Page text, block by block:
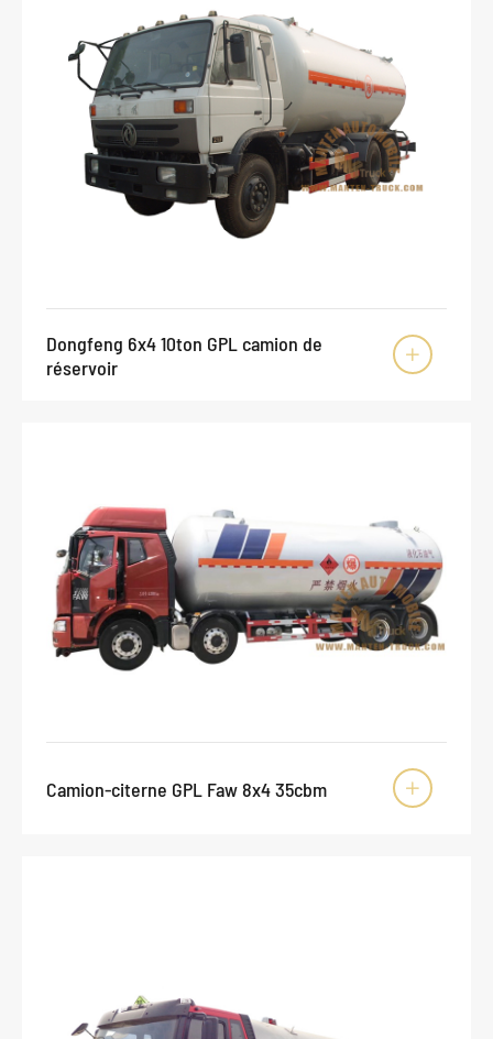
Dongfeng 6x4 10ton GPL camion de
réservoir

Camion-citerne GPL Faw 8x4 35cbm 